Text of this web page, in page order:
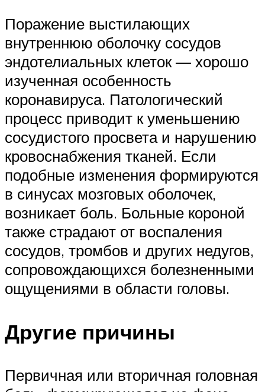
Поражение выстилающих
внутреннюю оболочку сосудов
эндотелиальных клеток — хорошо
изученная особенность
коронавируса. Патологический
процесс приводит к уменьшению
сосудистого просвета и нарушению
кровоснабжения тканей. Если
подобные изменения формируются
в синусах мозговых оболочек,
возникает боль. Больные короной
также страдают от воспаления
сосудов, тромбов и других недугов,
сопровождающихся болезненными
ощущениями в области головы.
Другие причины
Первичная или вторичная головная